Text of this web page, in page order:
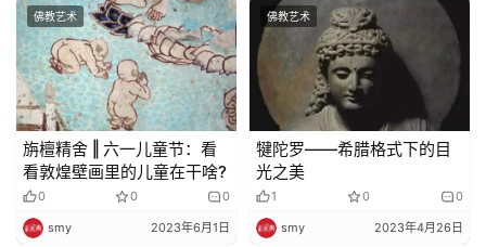
佛教艺术
旃檀精舍 ‖ 六一儿童节：看
看敦煌壁画里的儿童在干啥?
0 0 0
smy 2023年6月1日
佛教艺术
犍陀罗——希腊格式下的目
光之美
1 0 0
smy 2023年4月26日